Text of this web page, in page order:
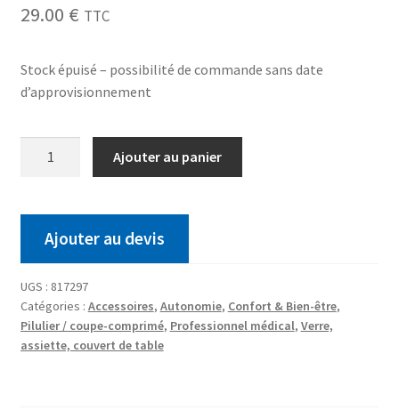
29.00 € TTC
Stock épuisé – possibilité de commande sans date
d’approvisionnement
Ajouter au panier
Ajouter au devis
UGS : 817297
Catégories : Accessoires, Autonomie, Confort & Bien-être,
Pilulier / coupe-comprimé, Professionnel médical, Verre,
assiette, couvert de table